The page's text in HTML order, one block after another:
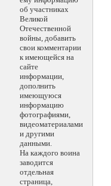
об участниках
Великой
Отечественной
войны, добавить
свои комментарии
к имеющейся на
сайте
информации,
дополнить
имеющуюся
информацию
фотографиями,
видеоматериалами
и другими
данными.
На каждого воина
заводится
отдельная
страница,